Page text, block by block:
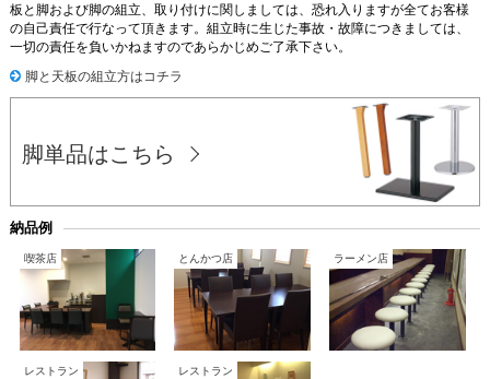
板と脚および脚の組立、取り付けに関しましては、恐れ入りますが全てお客様
の自己責任で行なって頂きます。組立時に生じた事故・故障につきましては、
一切の責任を負いかねますのであらかじめご了承下さい。
脚と天板の組立方はコチラ
脚単品はこちら
納品例
喫茶店 とんかつ店 ラーメン店
レストラン レストラン